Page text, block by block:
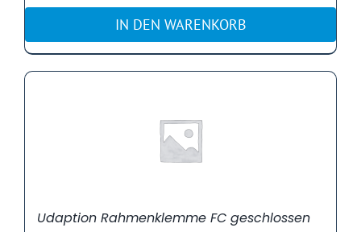
IN DEN WARENKORB
Udaption Rahmenklemme FC geschlossen